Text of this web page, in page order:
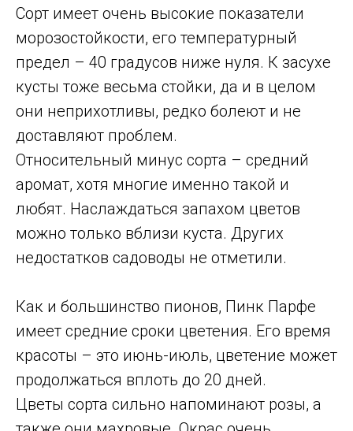
Сорт имеет очень высокие показатели
морозостойкости, его температурный
предел – 40 градусов ниже нуля. К засухе
кусты тоже весьма стойки, да и в целом
они неприхотливы, редко болеют и не
доставляют проблем.
Относительный минус сорта – средний
аромат, хотя многие именно такой и
любят. Наслаждаться запахом цветов
можно только вблизи куста. Других
недостатков садоводы не отметили.
Как и большинство пионов, Пинк Парфе
имеет средние сроки цветения. Его время
красоты – это июнь-июль, цветение может
продолжаться вплоть до 20 дней.
Цветы сорта сильно напоминают розы, а